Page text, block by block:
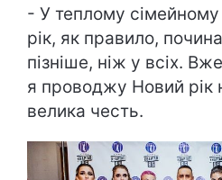
- У теплому
рік, як правило,
пізніше, ніж у всіх.
я проводжу Новий рік
велика честь.